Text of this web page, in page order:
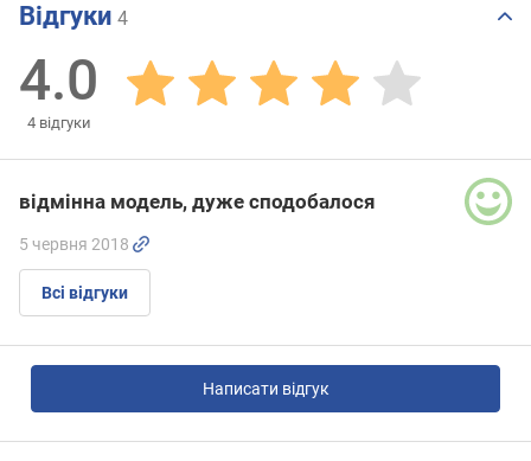
Відгуки 4
4.0
4 відгуки
відмінна модель, дуже сподобалося
5 червня 2018
Всі відгуки
Написати відгук